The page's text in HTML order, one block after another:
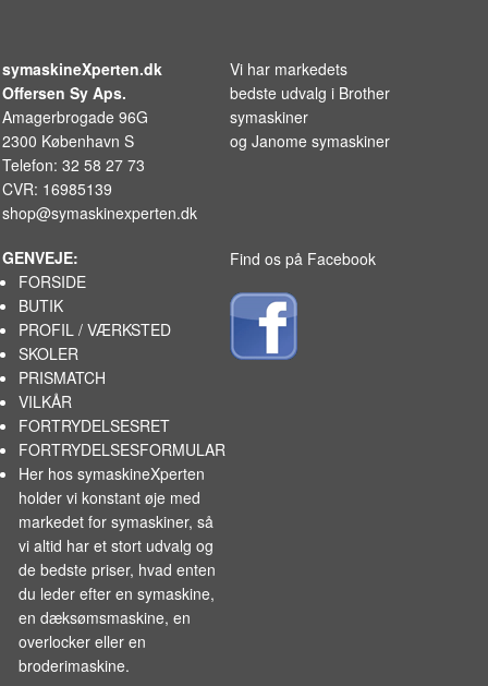
symaskineXperten.dk
Offersen Sy Aps.
Amagerbrogade 96G
2300 København S
Telefon: 32 58 27 73
CVR: 16985139
shop@symaskinexperten.dk
Vi har markedets
bedste udvalg i Brother
symaskiner
og Janome symaskiner
GENVEJE:
FORSIDE
BUTIK
PROFIL / VÆRKSTED
SKOLER
PRISMATCH
VILKÅR
FORTRYDELSESRET
FORTRYDELSESFORMULAR
Her hos symaskineXperten
holder vi konstant øje med
markedet forsymaskiner, så
vi altid har et stort udvalg og
de bedste priser, hvad enten
du leder efter en symaskine,
en dæksømsmaskine, en
overlocker eller en
broderimaskine.
Find os på Facebook